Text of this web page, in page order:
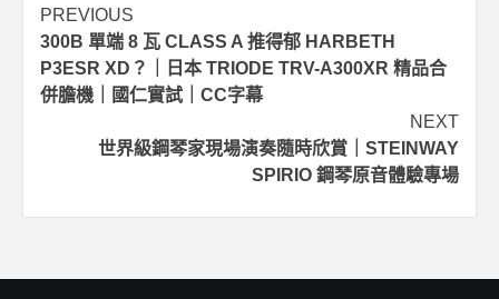
Post
navigation
PREVIOUS
300B 單端 8 瓦 CLASS A 推得郁 HARBETH
P3ESR XD？｜日本 TRIODE TRV-A300XR 精品合
併膽機｜國仁實試｜CC字幕
NEXT
世界級鋼琴家現場演奏隨時欣賞｜STEINWAY
SPIRIO 鋼琴原音體驗專場